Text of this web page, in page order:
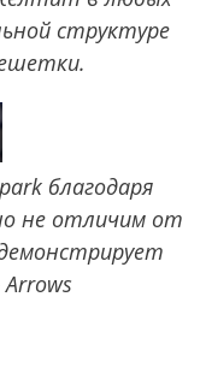
структуре
благодаря
не отличим от